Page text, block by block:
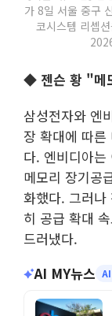
가 8일 서울 중구
코시스템 리셉
◆ 젠슨 황 "메
삼성전자와 엔
장 확대에 따른
다. 엔비디아는
메모리 장기공
화했다. 그러나
히 공급 확대
드러냈다.
AI MY뉴스